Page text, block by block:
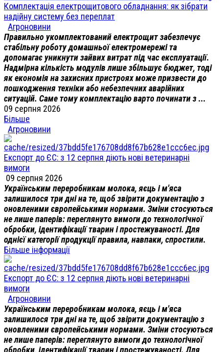
Комплектація електрощитового обладнання: як зібрати
надійну систему без переплат
Агроновини
Правильно укомплектований електрощит забезпечує
стабільну роботу домашньої електромережі та
допомагає уникнути зайвих витрат під час експлуатації.
Надмірна кількість модулів лише збільшує бюджет, тоді
як економія на захисних пристроях може призвести до
пошкодження техніки або небезпечних аварійних
ситуацій. Саме тому комплектацію варто починати з ...
09 серпня 2026
Більше
Агроновини
Експорт до ЄС: з 12 серпня діють нові ветеринарні
вимоги
09 серпня 2026
Українським переробникам молока, яєць і м'яса
залишилося три дні на те, щоб звірити документацію з
оновленими європейськими нормами. Зміни стосуються
не лише паперів: переглянуто вимоги до технологічної
обробки, ідентифікації тварин і простежуваності. Для
однієї категорії продукції правила, навпаки, спростили.
Більше інформації
Експорт до ЄС: з 12 серпня діють нові ветеринарні
вимоги
Агроновини
Українським переробникам молока, яєць і м'яса
залишилося три дні на те, щоб звірити документацію з
оновленими європейськими нормами. Зміни стосуються
не лише паперів: переглянуто вимоги до технологічної
обробки, ідентифікації тварин і простежуваності. Для